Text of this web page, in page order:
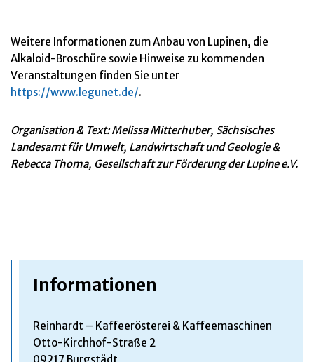
Weitere Informationen zum Anbau von Lupinen, die
Alkaloid-Broschüre sowie Hinweise zu kommenden
Veranstaltungen finden Sie unter
https://www.legunet.de/.
Organisation & Text: Melissa Mitterhuber, Sächsisches
Landesamt für Umwelt, Landwirtschaft und Geologie &
Rebecca Thoma, Gesellschaft zur Förderung der Lupine e.V.
Informationen
Reinhardt – Kaffeerösterei & Kaffeemaschinen
Otto-Kirchhof-Straße 2